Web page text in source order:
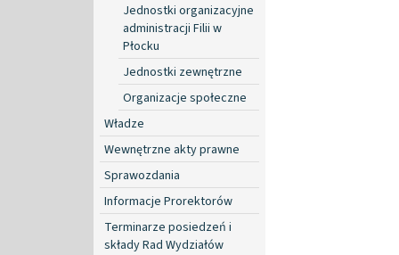
Jednostki organizacyjne
administracji Filii w
Płocku
Jednostki zewnętrzne
Organizacje społeczne
Władze
Wewnętrzne akty prawne
Sprawozdania
Informacje Prorektorów
Terminarze posiedzeń i
składy Rad Wydziałów